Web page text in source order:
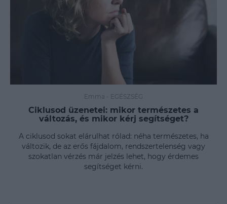
Emma - EGÉSZSÉG
Ciklusod üzenetei: mikor természetes a
változás, és mikor kérj segítséget?
A ciklusod sokat elárulhat rólad: néha természetes, ha
változik, de az erős fájdalom, rendszertelenség vagy
szokatlan vérzés már jelzés lehet, hogy érdemes
segítséget kérni.